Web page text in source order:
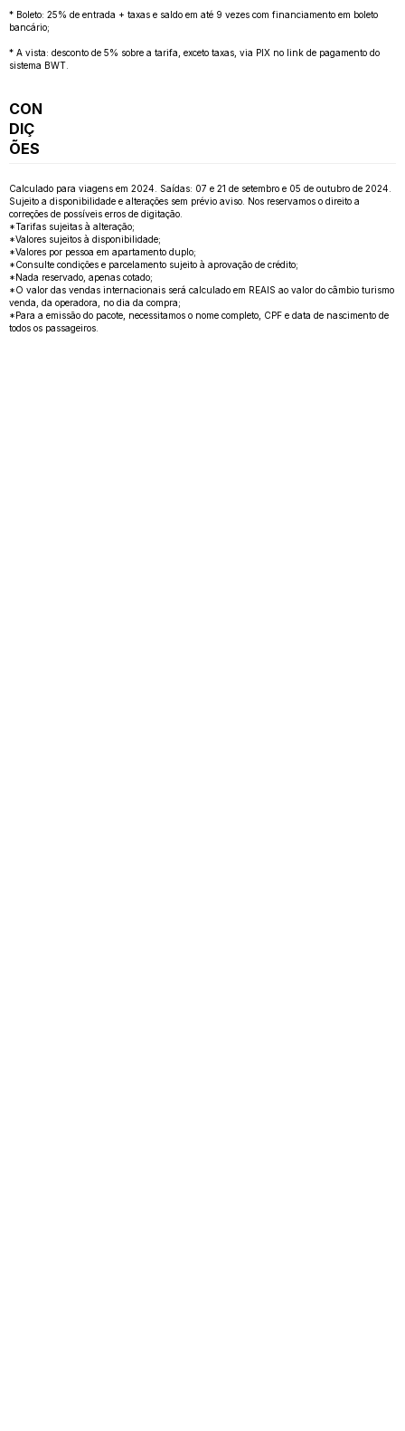
* Boleto: 25% de entrada + taxas e saldo em até 9 vezes com financiamento em boleto
bancário;
* A vista: desconto de 5% sobre a tarifa, exceto taxas, via PIX no link de pagamento do
sistema BWT.
CON
DIÇ
ÕES
Calculado para viagens em 2024. Saídas: 07 e 21 de setembro e 05 de outubro de 2024.
Sujeito a disponibilidade e alterações sem prévio aviso. Nos reservamos o direito a
correções de possíveis erros de digitação.
*Tarifas sujeitas à alteração;
*Valores sujeitos à disponibilidade;
*Valores por pessoa em apartamento duplo;
*Consulte condições e parcelamento sujeito à aprovação de crédito;
*Nada reservado, apenas cotado;
*O valor das vendas internacionais será calculado em REAIS ao valor do câmbio turismo
venda, da operadora, no dia da compra;
*Para a emissão do pacote, necessitamos o nome completo, CPF e data de nascimento de
todos os passageiros.